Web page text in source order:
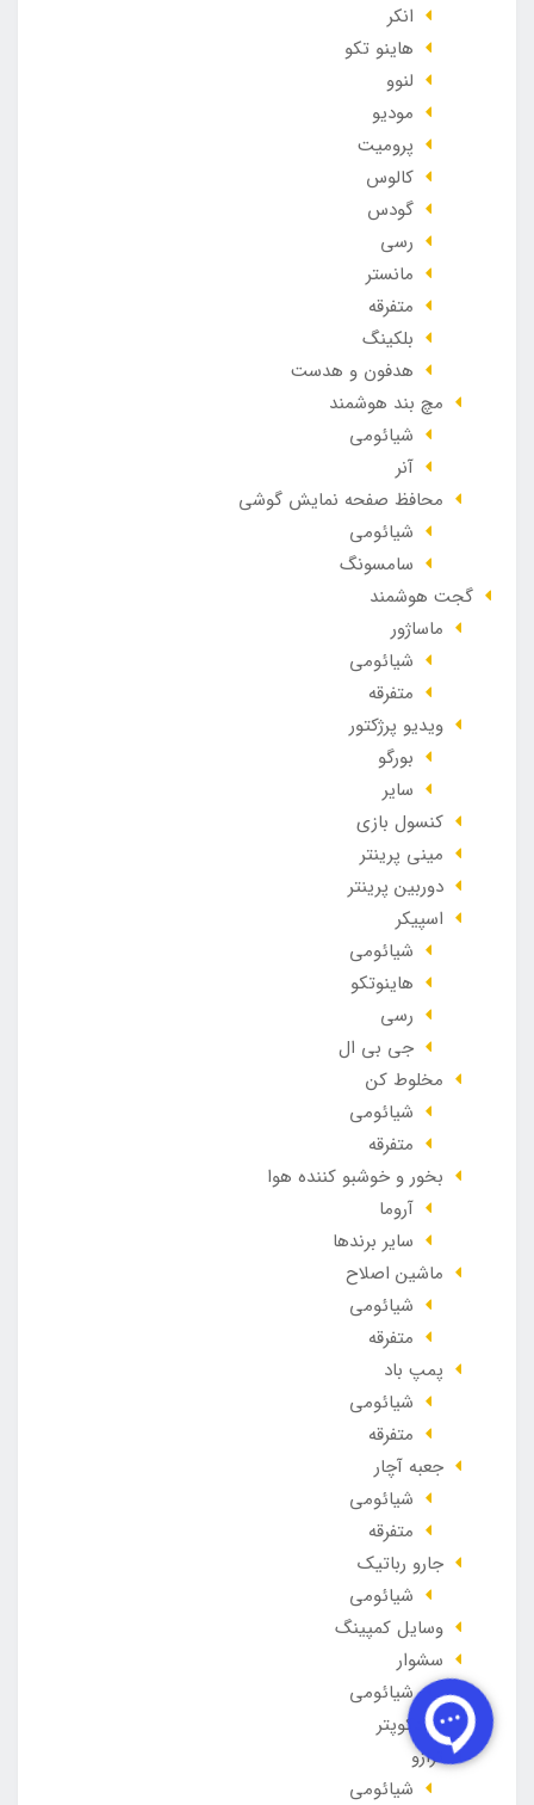
انکر
هاینو تکو
لنوو
مودیو
پرومیت
کالوس
گودس
رسی
مانستر
متفرقه
بلکینگ
هدفون و هدست
مچ بند هوشمند
شیائومی
آنر
محافظ صفحه نمایش گوشی
شیائومی
سامسونگ
گجت هوشمند
ماساژور
شیائومی
متفرقه
ویدیو پرژکتور
بورگو
سایر
کنسول بازی
مینی پرینتر
دوربین پرینتر
اسپیکر
شیائومی
هاینوتکو
رسی
جی بی ال
مخلوط کن
شیائومی
متفرقه
بخور و خوشبو کننده هوا
آروما
سایر برندها
ماشین اصلاح
شیائومی
متفرقه
پمپ باد
شیائومی
متفرقه
جعبه آچار
شیائومی
متفرقه
جارو رباتیک
شیائومی
وسایل کمپینگ
سشوار
شیائومی
کوادکوپتر
ترازو
شیائومی